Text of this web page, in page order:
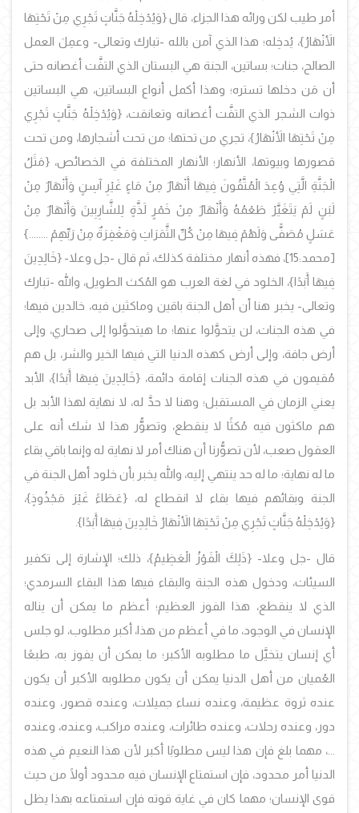
أمر طيب لكن ورائه هذا الجزاء، قال {وَيُدْخِلْهُ جَنَّاتٍ تَجْرِي مِنْ تَحْتِهَا
الأَنْهَارُ}، يُدخِله؛ هذا الذي آمن بالله -تبارك وتعالى- وعمِلَ العمل
الصالح، جنات؛ بساتين، الجنة هي البستان الذي التفَّت أغصانه حتى
أن مَن دخلها تستره؛ وهذا أكمل أنواع البساتين، هي البساتين
ذوات الشجر الذي التفَّت أغصانه وتعانقت، {وَيُدْخِلْهُ جَنَّاتٍ تَجْرِي
مِنْ تَحْتِهَا الأَنْهَارُ}، تجري من تحتها؛ من تحت أشجارها، ومن تحت
قصورها وبيوتها، الأنهار؛ الأنهار المختلفة في الخصائص، {مَثَلُ
الْجَنَّةِ الَّتِي وُعِدَ الْمُتَّقُونَ فِيهَا أَنْهَارٌ مِنْ مَاءٍ غَيْرِ آسِنٍ وَأَنْهَارٌ مِنْ
لَبَنٍ لَمْ يَتَغَيَّرْ طَعْمُهُ وَأَنْهَارٌ مِنْ خَمْرٍ لَذَّةٍ لِلشَّارِبِينَ وَأَنْهَارٌ مِنْ
عَسَلٍ مُصَفًّى وَلَهُمْ فِيهَا مِنْ كُلِّ الثَّمَرَاتِ وَمَغْفِرَةٌ مِنْ رَبِّهِمْ ........}
[محمد:15]، فهذه أنهار مختلفة كذلك، ثم قال -جل وعلا-
{خَالِدِينَ
فِيهَا أَبَدًا}، الخلود في لغة العرب هو المُكث الطويل، والله -تبارك
وتعالى- يخبر هنا أن أهل الجنة باقين وماكثين فيه، خالدين فيها؛
في هذه الجنات، لن يتحوَّلوا عنها؛ ما هيتحوَّلوا إلى صحاري، وإلى
أرض جافة، وإلى أرض كهذه الدنيا التي فيها الخير والشر، بل هم
مُقيمون في هذه الجنات إقامة دائمة، {خَالِدِينَ فِيهَا أَبَدًا}، الأبد
يعني الزمان في المستقبل؛ وهنا لا حدَّ له، لا نهاية لهذا الأبد بل
هم ماكثون فيه مُكثًا لا ينقطع، وتصوُّر هذا لا شك أنه على
العقول صعب، لأن تصوُّرنا أن هناك أمر لا نهاية له وإنما باقي بقاء
ما له نهاية؛ ما له حد ينتهي إليه، والله يخبر بأن خلود أهل الجنة في
الجنة وبقائهم فيها بقاء لا انقطاع له، {عَطَاءً غَيْرَ مَجْذُوذٍ}،
{وَيُدْخِلْهُ جَنَّاتٍ تَجْرِي مِنْ تَحْتِهَا الأَنْهَارُ خَالِدِينَ فِيهَا أَبَدًا}.
قال -جل وعلا- {ذَلِكَ الْفَوْزُ الْعَظِيمُ}، ذلك؛ الإشارة إلى تكفير
السيئات، ودخول هذه الجنة والبقاء فيها هذا البقاء السرمدي؛
الذي لا ينقطع، هذا الفوز العظيم؛ أعظم ما يمكن أن يناله
الإنسان في الوجود، ما في أعظم من هذا، أكبر مطلوب، لو جلس
أي إنسان يتخيَّل ما مطلوبه الأكبر؛ ما يمكن أن يفوز به، طبعًا
العُميان من أهل الدنيا يمكن أن يكون مطلوبه الأكبر أن يكون
عنده ثروة عظيمة، وعنده نساء جميلات، وعنده قصور، وعنده
دور، وعنده رحلات، وعنده طائرات، وعنده مراكب، وعنده، وعنده
...، مهما بلغ فإن هذا ليس مطلوبًا أكبر لأن هذا النعيم في هذه
الدنيا أمر محدود، فإن استمتاع الإنسان فيه محدود أولًا من حيث
قوى الإنسان؛ مهما كان في غاية قوته فإن استمتاعه بهذا يظل